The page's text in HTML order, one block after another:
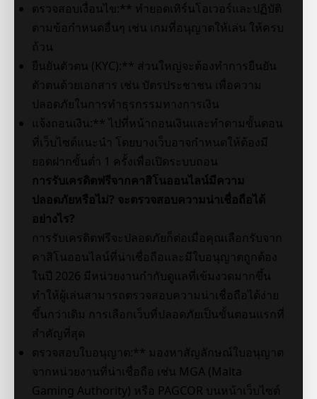
ตรวจสอบเงื่อนไข:** ทำยอดเทิร์นโอเวอร์และปฏิบัติ
ตามข้อกำหนดอื่นๆ เช่น เกมที่อนุญาตให้เล่น ให้ครบ
ถ้วน
ยืนยันตัวตน (KYC):** ส่วนใหญ่จะต้องทำการยืนยัน
ตัวตนด้วยเอกสาร เช่น บัตรประชาชน เพื่อความ
ปลอดภัยในการทำธุรกรรมทางการเงิน
แจ้งถอนเงิน:** ไปที่หน้าถอนเงินและทำตามขั้นตอน
ที่เว็บไซต์แนะนำ โดยบางเว็บอาจกำหนดให้ต้องมี
ยอดฝากขั้นต่ำ 1 ครั้งเพื่อเปิดระบบถอน
การรับเครดิตฟรีจากคาสิโนออนไลน์มีความ
ปลอดภัยหรือไม่? จะตรวจสอบความน่าเชื่อถือได้
อย่างไร?
การรับเครดิตฟรีจะปลอดภัยก็ต่อเมื่อคุณเลือกรับจาก
คาสิโนออนไลน์ที่น่าเชื่อถือและมีใบอนุญาตถูกต้อง
ในปี 2026 มีหน่วยงานกำกับดูแลที่เข้มงวดมากขึ้น
ทำให้ผู้เล่นสามารถตรวจสอบความน่าเชื่อถือได้ง่าย
ขึ้นกว่าเดิม การเลือกเว็บที่ปลอดภัยเป็นขั้นตอนแรกที่
สำคัญที่สุด
ตรวจสอบใบอนุญาต:** มองหาสัญลักษณ์ใบอนุญาต
จากหน่วยงานที่น่าเชื่อถือ เช่น MGA (Malta
Gaming Authority) หรือ PAGCOR บนหน้าเว็บไซต์